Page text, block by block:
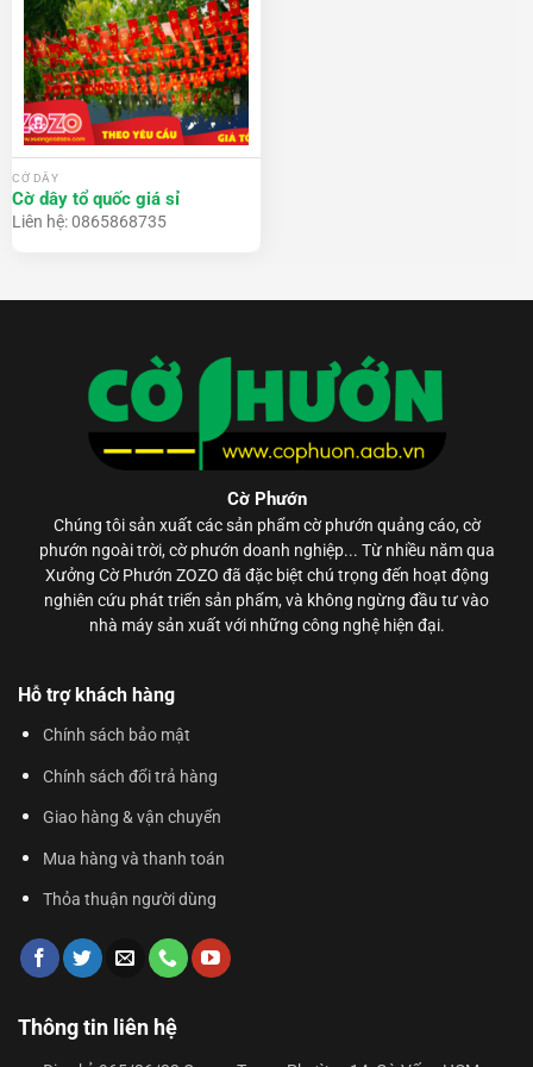
CỜ DÂY
Cờ dây tổ quốc giá sỉ
Liên hệ: 0865868735
Cờ Phướn
Chúng tôi sản xuất các sản phẩmcờ phướn quảng cáo, cờ
phướn ngoài trời, cờ phướn doanh nghiệp... Từ nhiều năm qua
Xưởng Cờ Phướn ZOZO đã đặc biệt chú trọng đến hoạt động
nghiên cứu phát triển sản phẩm, và không ngừng đầu tư vào
nhà máy sản xuất với những công nghệ hiện đại.
Hỗ trợ khách hàng
Chính sách bảo mật
Chính sách đổi trả hàng
Giao hàng & vận chuyển
Mua hàng và thanh toán
Thỏa thuận người dùng
Thông tin liên hệ